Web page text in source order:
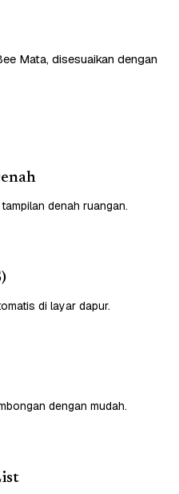
Mata, disesuaikan dengan
denah ruangan.
di layar dapur.
dengan mudah.